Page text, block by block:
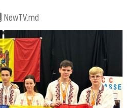
NewTV.md